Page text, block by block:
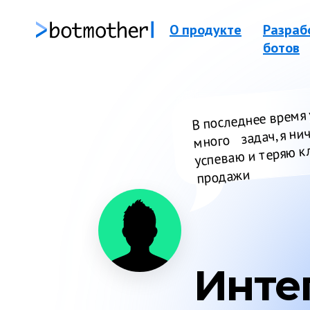
ботов
О продукте
В последнее
много задач, я
успеваю и теряю
продажи